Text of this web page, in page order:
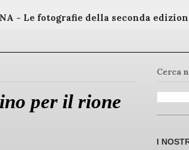
- Le fotografie della seconda
per il rione
Cerca
I